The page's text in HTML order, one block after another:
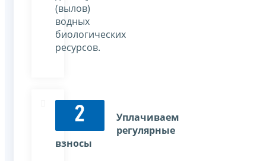
(вылов)
водных
биологических
ресурсов.
2
Уплачиваем
регулярные
взносы